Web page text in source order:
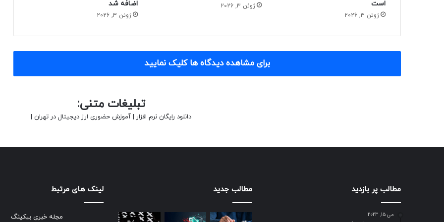
است
ژوئن 3, 2026
ژوئن 3, 2026
اضافه شد
ژوئن 3, 2026
برای مشاهده دیدگاه ها کلیک نمایید
تبلیغات متنی:
دانلود رایگان نرم افزار آموزش حضوری ارز دیجیتال در تهران
مطالب پر بازدید
می 15, 2023
مطالب جدید لینک های مرتبط
مجله خبری بیکینگ